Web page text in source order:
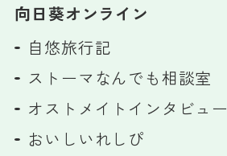
向日葵オンライン
自悠旅行記
ストーマなんでも相談室
オストメイトインタビュー
おいしいれしぴ